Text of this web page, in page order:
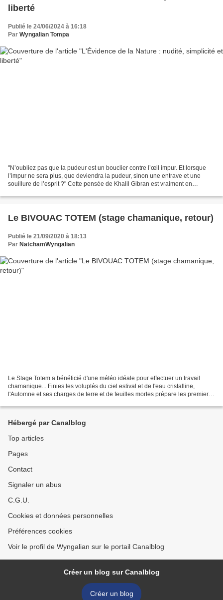
liberté
Publié le 24/06/2024 à 16:18
Par Wyngalian Tompa
"N’oubliez pas que la pudeur est un bouclier contre l’œil impur. Et lorsque
l’impur ne sera plus, que deviendra la pudeur, sinon une entrave et une
souillure de l’esprit ?" Cette pensée de Khalil Gibran est vraiment en
Le BIVOUAC TOTEM (stage chamanique, retour)
Publié le 21/09/2020 à 18:13
Par NatchamWyngalian
Le Stage Totem a bénéficié d'une météo idéale pour effectuer un travail
chamanique... Finies les voluptés du ciel estival et de l'eau cristalline,
l'Automne et ses charges de terre et de feuilles mortes prépare les premiers
Hébergé par Canalblog
Top articles
Pages
Contact
Signaler un abus
C.G.U.
Cookies et données personnelles
Préférences cookies
Voir le profil de Wyngalian sur le portail Canalblog
Créer un blog sur Canalblog
Créer un blog